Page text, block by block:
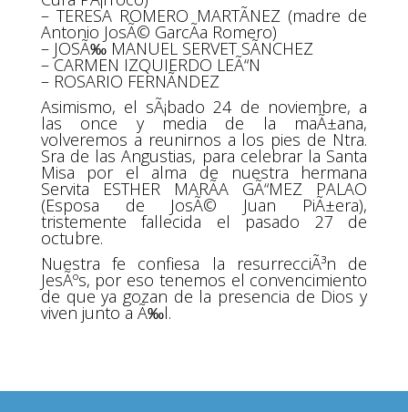
– TERESA ROMERO MARTÃNEZ (madre de
Antonio JosÃ© GarcÃ­a Romero)
– JOSÃ‰ MANUEL SERVET SÃNCHEZ
– CARMEN IZQUIERDO LEÃ“N
– ROSARIO FERNÃNDEZ
Asimismo, el sÃ¡bado 24 de noviembre, a
las once y media de la maÃ±ana,
volveremos a reunirnos a los pies de Ntra.
Sra de las Angustias, para celebrar la Santa
Misa por el alma de nuestra hermana
Servita ESTHER MARÃA GÃ“MEZ PALAO
(Esposa de JosÃ© Juan PiÃ±era),
tristemente fallecida el pasado 27 de
octubre.
Nuestra fe confiesa la resurrecciÃ³n de
JesÃºs, por eso tenemos el convencimiento
de que ya gozan de la presencia de Dios y
viven junto a Ã‰l.